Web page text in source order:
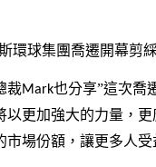
裁Mark也分享”這次喬
以更加強大的力量，
市場份額，讓更多人